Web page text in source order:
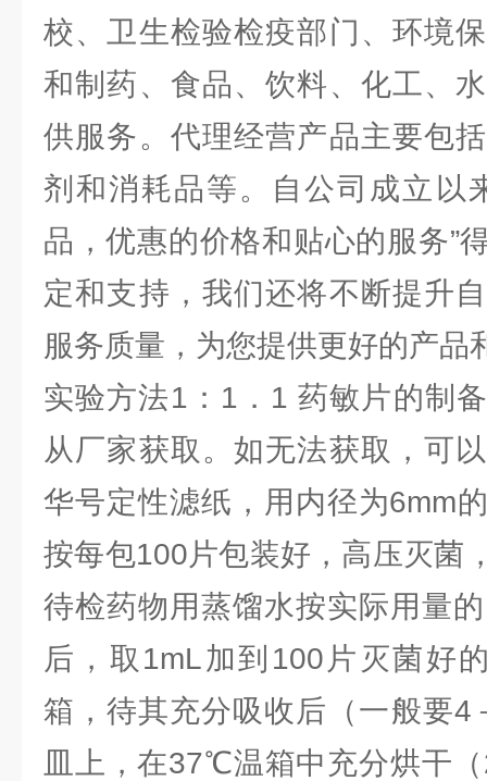
校、卫生检验检疫部门、环境
和制药、食品、饮料、化工、
供服务。代理经营产品主要包
剂和消耗品等。自公司成立以
品，优惠的价格和贴心的服务”
定和支持，我们还将不断提升
服务质量，为您提供更好的产品
实验方法1：1．1 药敏片的制
从厂家获取。如无法获取，可
华号定性滤纸，用内径为6mm
按每包100片包装好，高压灭菌
待检药物用蒸馏水按实际用量
后，取1mL加到100片灭菌好
箱，待其充分吸收后（一般要4
皿上，在37℃温箱中充分烘干